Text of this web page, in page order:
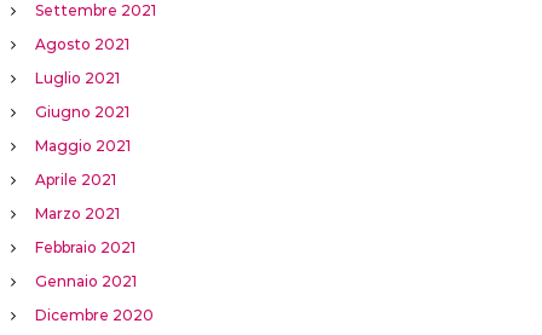
Settembre 2021
Agosto 2021
Luglio 2021
Giugno 2021
Maggio 2021
Aprile 2021
Marzo 2021
Febbraio 2021
Gennaio 2021
Dicembre 2020